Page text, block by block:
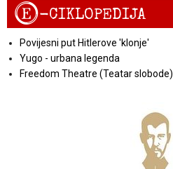
E-CIKLOPEDIJA
Povijesni put Hitlerove 'klonje'
Yugo - urbana legenda
Freedom Theatre (Teatar slobode)